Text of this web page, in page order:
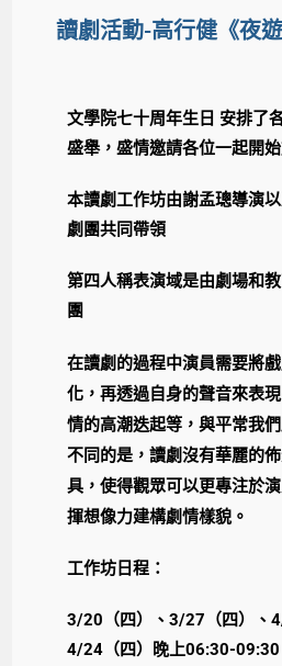
讀劇活動-高行健《夜遊
文學院七十周年生日 安排了
盛舉，盛情邀請各位一起開始
本讀劇工作坊由謝孟璁導演
劇團共同帶領
第四人稱表演域是由劇場和
團
在讀劇的過程中演員需要將
化，再透過自身的聲音來表
情的高潮迭起等，與平常我
不同的是，讀劇沒有華麗的
具，使得觀眾可以更專注於
揮想像力建構劇情樣貌。
工作坊日程：
3/20（四）、3/27（四）、
4/24（四）晚上06:30-09:30